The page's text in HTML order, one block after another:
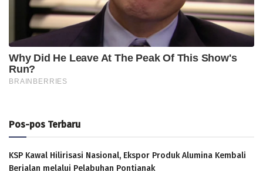
Pos-pos Terbaru
KSP Kawal Hilirisasi Nasional, Ekspor Produk Alumina Kembali
Berjalan melalui Pelabuhan Pontianak